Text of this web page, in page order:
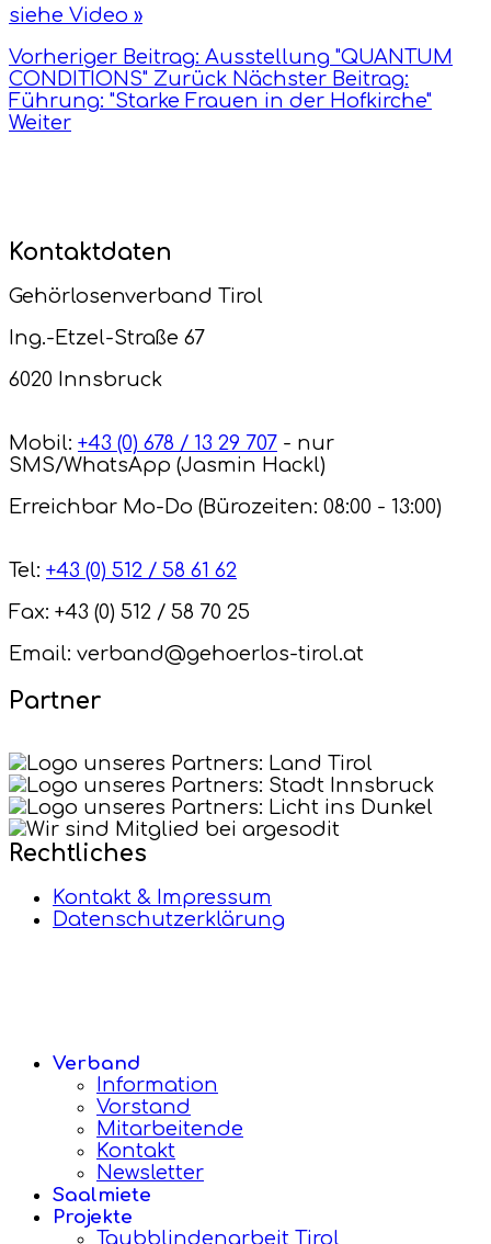
siehe Video »
Vorheriger Beitrag: Ausstellung "QUANTUM
CONDITIONS" Zurück Nächster Beitrag:
Führung: "Starke Frauen in der Hofkirche"
Weiter
Kontaktdaten
Gehörlosenverband Tirol
Ing.-Etzel-Straße 67
6020 Innsbruck
Mobil: +43 (0) 678 / 13 29 707 - nur
SMS/WhatsApp (Jasmin Hackl)
Erreichbar Mo-Do (Bürozeiten: 08:00 - 13:00)
Tel: +43 (0) 512 / 58 61 62
Fax: +43 (0) 512 / 58 70 25
Email: verband@gehoerlos-tirol.at
Partner
Rechtliches
Kontakt & Impressum
Datenschutzerklärung
Verband
Information
Vorstand
Mitarbeitende
Kontakt
Newsletter
Saalmiete
Projekte
Taubblindenarbeit Tirol